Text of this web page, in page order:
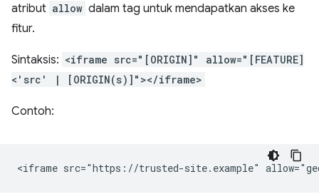
atribut allow dalam tag untuk mendapatkan akses ke
fitur.
Sintaksis: <iframe src="[ORIGIN]" allow="[FEATURE]
<'src' | [ORIGIN(s)]"></iframe>
Contoh: